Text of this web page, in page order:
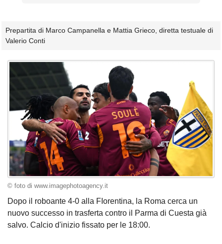
Prepartita di Marco Campanella e Mattia Grieco, diretta testuale di
Valerio Conti
© foto di www.imagephotoagency.it
Dopo il roboante 4-0 alla FIorentina, la Roma cerca un
nuovo successo in trasferta contro il Parma di Cuesta già
salvo. Calcio d'inizio fissato per le 18:00.